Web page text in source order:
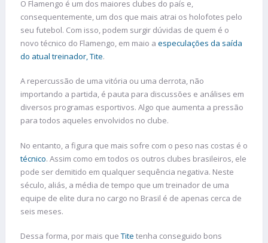
O Flamengo é um dos maiores clubes do país e,
consequentemente, um dos que mais atrai os holofotes pelo
seu futebol. Com isso, podem surgir dúvidas de quem é o
novo técnico do Flamengo, em maio a especulações da saída
do atual treinador, Tite.
A repercussão de uma vitória ou uma derrota, não
importando a partida, é pauta para discussões e análises em
diversos programas esportivos. Algo que aumenta a pressão
para todos aqueles envolvidos no clube.
No entanto, a figura que mais sofre com o peso nas costas é o
técnico. Assim como em todos os outros clubes brasileiros, ele
pode ser demitido em qualquer sequência negativa. Neste
século, aliás, a média de tempo que um treinador de uma
equipe de elite dura no cargo no Brasil é de apenas cerca de
seis meses.
Dessa forma, por mais que Tite tenha conseguido bons